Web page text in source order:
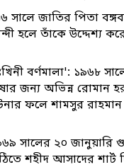
সালে জাতির পিতা
হলে তাঁকে উদ্দেশ্য
বর্ণমালা': ১৯৬৮
জন্য অভিন্ন রোমান
ফলে শামসুর
সালের ২০ জানুয়ারি
শহীদ আসাদের শার্ট